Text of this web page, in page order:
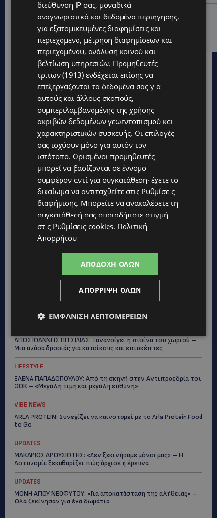
VIBE NEWS
ARLA PROTEIN: Συνεχίζει να καινοτομεί με το Arla
Protein Food to Go.
Topics
UPDATES
Ισαάκ και Σολωμού προκάλεσε αντιδράσεις – «Ασέβεια προς
τους νεκρούς»-(Φώτο)
ΔΗΜΟΣ ΛΑΤΣΙΩΝ – ΓΕΡΙΟΥ: Πάνω από 8.000 υπογραφές κατά
των Δομών Ανηλίκων – Ζητούν γραπτή δέσμευση από το
ΑΓΙΟΣ ΙΩΑΝΝΗΣ ΠΙΤΣΙΛΙΑΣ: Ξανανοίγει η πισίνα του χωριού –
Μια ανάσα δροσιάς για κατοίκους και επισκέπτες
LIFESTYLE
ΕΛΕΝΑ ΠΑΠΑΔΟΠΟΥΛΟΥ: Από τη σκηνή στην Αντιπροεδρία του
ΘΟΚ – «Μεγάλη τιμή και μεγάλη ευθύνη»
VIBE NEWS
ARLA PROTEIN: Συνεχίζει να καινοτομεί με το Arla Protein Food
to Go.
UPDATES
ΜΑΚΑΡΙΟΣ ΔΡΟΥΣΙΩΤΗΣ: «Δεν ξεκινήσαμε μόνοι μας» – Η
Αστυνομία ξεκαθαρίζει πώς άρχισε η έρευνα
UPDATES
ΜΟΝΗ ΑΓΙΟΥ ΝΕΟΦΥΤΟΥ: «Για αποκατάσταση της αλήθειας» –
Όλα ξεκίνησαν για ένα δωμάτιο
διεύθυνση IP σας, μοναδικά
αναγνωριστικά και δεδομένα περιήγησης,
για εξατομικευμένες διαφημίσεις και
περιεχόμενο, μέτρηση διαφημίσεων και
περιεχομένου, ανάλυση κοινού και
βελτίωση υπηρεσιών. Προμηθευτές
τρίτων (1913) ενδέχεται επίσης να
επεξεργάζονται τα δεδομένα σας για
αυτούς και άλλους σκοπούς,
συμπεριλαμβανομένης της χρήσης
ακριβών δεδομένων γεωεντοπισμού και
χαρακτηριστικών συσκευής. Οι επιλογές
σας ισχύουν μόνο για αυτόν τον
ιστότοπο. Ορισμένοι προμηθευτές
μπορεί να βασίζονται σε έννομο
συμφέρον αντί για συγκατάθεση· έχετε το
δικαίωμα να αντιταχθείτε στις Ρυθμίσεις
διαφήμισης. Μπορείτε να ανακαλέσετε τη
συγκατάθεσή σας οποιαδήποτε στιγμή
στις Ρυθμίσεις cookies. Πολιτική
Απορρήτου
ΑΠΟΔΟΧΉ ΌΛΩΝ
ΑΠΌΡΡΙΨΗ ΌΛΩΝ
ΕΜΦΆΝΙΣΗ ΛΕΠΤΟΜΕΡΕΙΏΝ